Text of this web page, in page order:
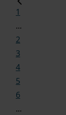
1
...
2
3
4
5
6
...